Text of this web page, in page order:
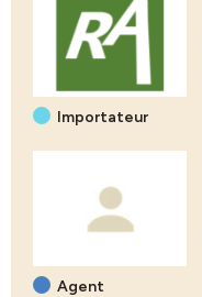
Importateur
Agent